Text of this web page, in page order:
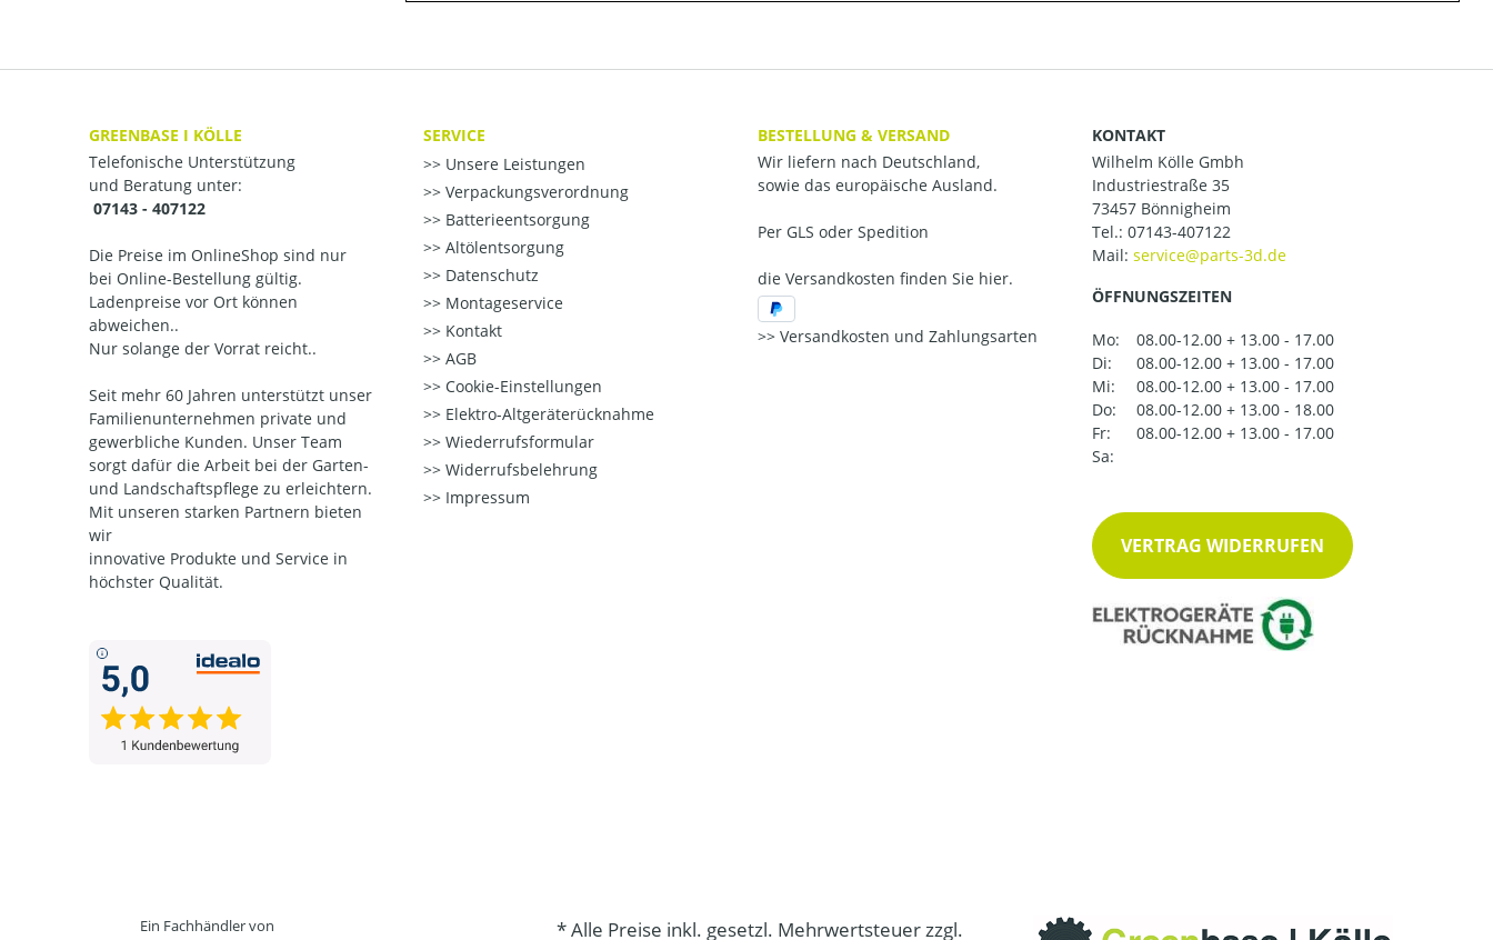
GREENBASE I KÖLLE
Telefonische Unterstützung
und Beratung unter:
07143 - 407122
Die Preise im OnlineShop sind nur
bei Online-Bestellung gültig.
Ladenpreise vor Ort können
abweichen..
Nur solange der Vorrat reicht..
Seit mehr 60 Jahren unterstützt unser
Familienunternehmen private und
gewerbliche Kunden. Unser Team
sorgt dafür die Arbeit bei der Garten-
und Landschaftspflege zu erleichtern.
Mit unseren starken Partnern bieten
wir
innovative Produkte und Service in
höchster Qualität.
SERVICE
Unsere Leistungen
Verpackungsverordnung
Batterieentsorgung
Altölentsorgung
Datenschutz
Montageservice
Kontakt
AGB
Cookie-Einstellungen
Elektro-Altgeräterücknahme
Wiederrufsformular
Widerrufsbelehrung
Impressum
BESTELLUNG & VERSAND
Wir liefern nach Deutschland,
sowie das europäische Ausland.
Per GLS oder Spedition
die Versandkosten finden Sie hier.
Versandkosten und Zahlungsarten
KONTAKT
Wilhelm Kölle Gmbh
Industriestraße 35
73457 Bönnigheim
Tel.: 07143-407122
Mail:
ÖFFNUNGSZEITEN
Mo:
08.00-12.00 + 13.00 - 17.00
Di:
08.00-12.00 + 13.00 - 17.00
Mi:
08.00-12.00 + 13.00 - 17.00
Do:
08.00-12.00 + 13.00 - 18.00
Fr:
08.00-12.00 + 13.00 - 17.00
Sa:
VERTRAG WIDERRUFEN
Ein Fachhändler von * Alle Preise inkl. gesetzl. Mehrwertsteuer zzgl.